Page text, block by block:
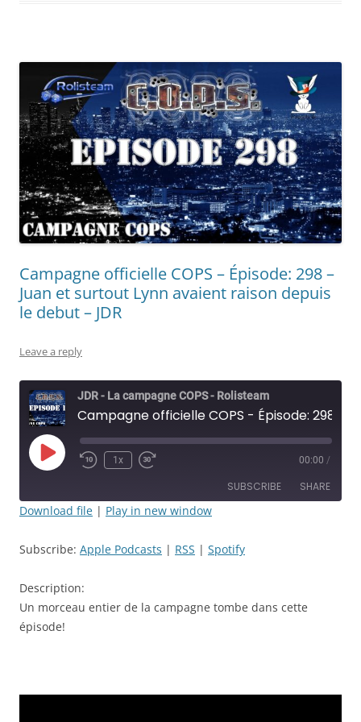
Campagne officielle COPS – Épisode: 298 –
Juan et surtout Lynn avaient raison depuis
le debut – JDR
Leave a reply
JDR - La campagne COPS - Rolisteam
Play
Episode
Rewind
1x
Fast
seconds
00:00 /
SUBSCRIBE SHARE
RSS FEED
Download file | Play in new window
Subscribe: Apple Podcasts | RSS | Spotify
Description:
Un morceau entier de la campagne tombe dans cette
épisode!